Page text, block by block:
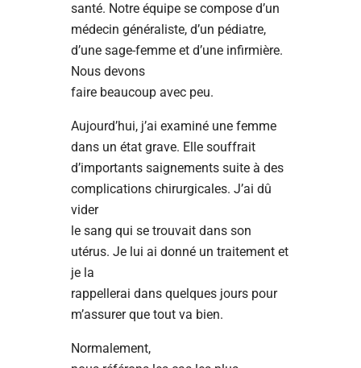
santé. Notre équipe se compose d’un
médecin généraliste, d’un pédiatre,
d’une sage-femme et d’une infirmière.
Nous devons
faire beaucoup avec peu.
Aujourd’hui, j’ai examiné une femme
dans un état grave. Elle souffrait
d’importants saignements suite à des
complications chirurgicales. J’ai dû
vider
le sang qui se trouvait dans son
utérus. Je lui ai donné un traitement et
je la
rappellerai dans quelques jours pour
m’assurer que tout va bien.
Normalement,